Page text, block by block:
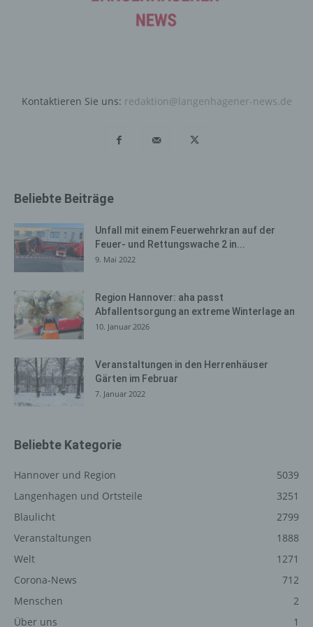
Kontaktieren Sie uns: redaktion@langenhagener-news.de
Beliebte Beiträge
Unfall mit einem Feuerwehrkran auf der
Feuer- und Rettungswache 2 in...
9. Mai 2022
Region Hannover: aha passt
Abfallentsorgung an extreme Winterlage an
10. Januar 2026
Veranstaltungen in den Herrenhäuser
Gärten im Februar
7. Januar 2022
Beliebte Kategorie
Hannover und Region
5039
Langenhagen und Ortsteile
3251
Blaulicht
2799
Veranstaltungen
1888
Welt
1271
Corona-News
712
Menschen
2
Über uns
1
Registrierung angegebenen personenbezogenen Daten
jederzeit abzuändern oder vollständig aus dem
betroffenen Person jederzeit auf Anfrage Auskunft
oder löscht der für die Verarbeitung Verantwortliche
Gesamtheit der Mitarbeiter des für die Verarbeitung
diesem Zusammenhang als Ansprechpartner zur
Verfügung.
Kontaktmöglichkeit über die
Internetseite
Die Internetseite enthält aufgrund von gesetzlichen
Vorschriften Angaben, die eine schnelle elektronische
Kontaktaufnahme zu unserem Unternehmen sowie eine
unmittelbare Kommunikation mit uns ermöglichen, was
ebenfalls eine allgemeine Adresse der sogenannten
elektronischen Post (E-Mail-Adresse) umfasst. Sofern
Verarbeitung Verantwortlichen aufnimmt, werden die von
personenbezogenen Daten automatisch gespeichert.
Solche auf freiwilliger Basis von einer betroffenen Person
an den für die Verarbeitung Verantwortlichen
Zwecke der Bearbeitung oder der Kontaktaufnahme zur
betroffenen Person gespeichert. Es erfolgt keine
Kommentarfunktion im Blog auf der